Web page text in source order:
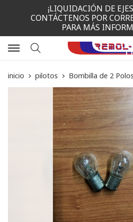
¡LIQUIDACIÓN DE
CONTÁCTENOS POR
PARA MÁS
Buscar
inicio pilotos Bombilla de 2 Polos